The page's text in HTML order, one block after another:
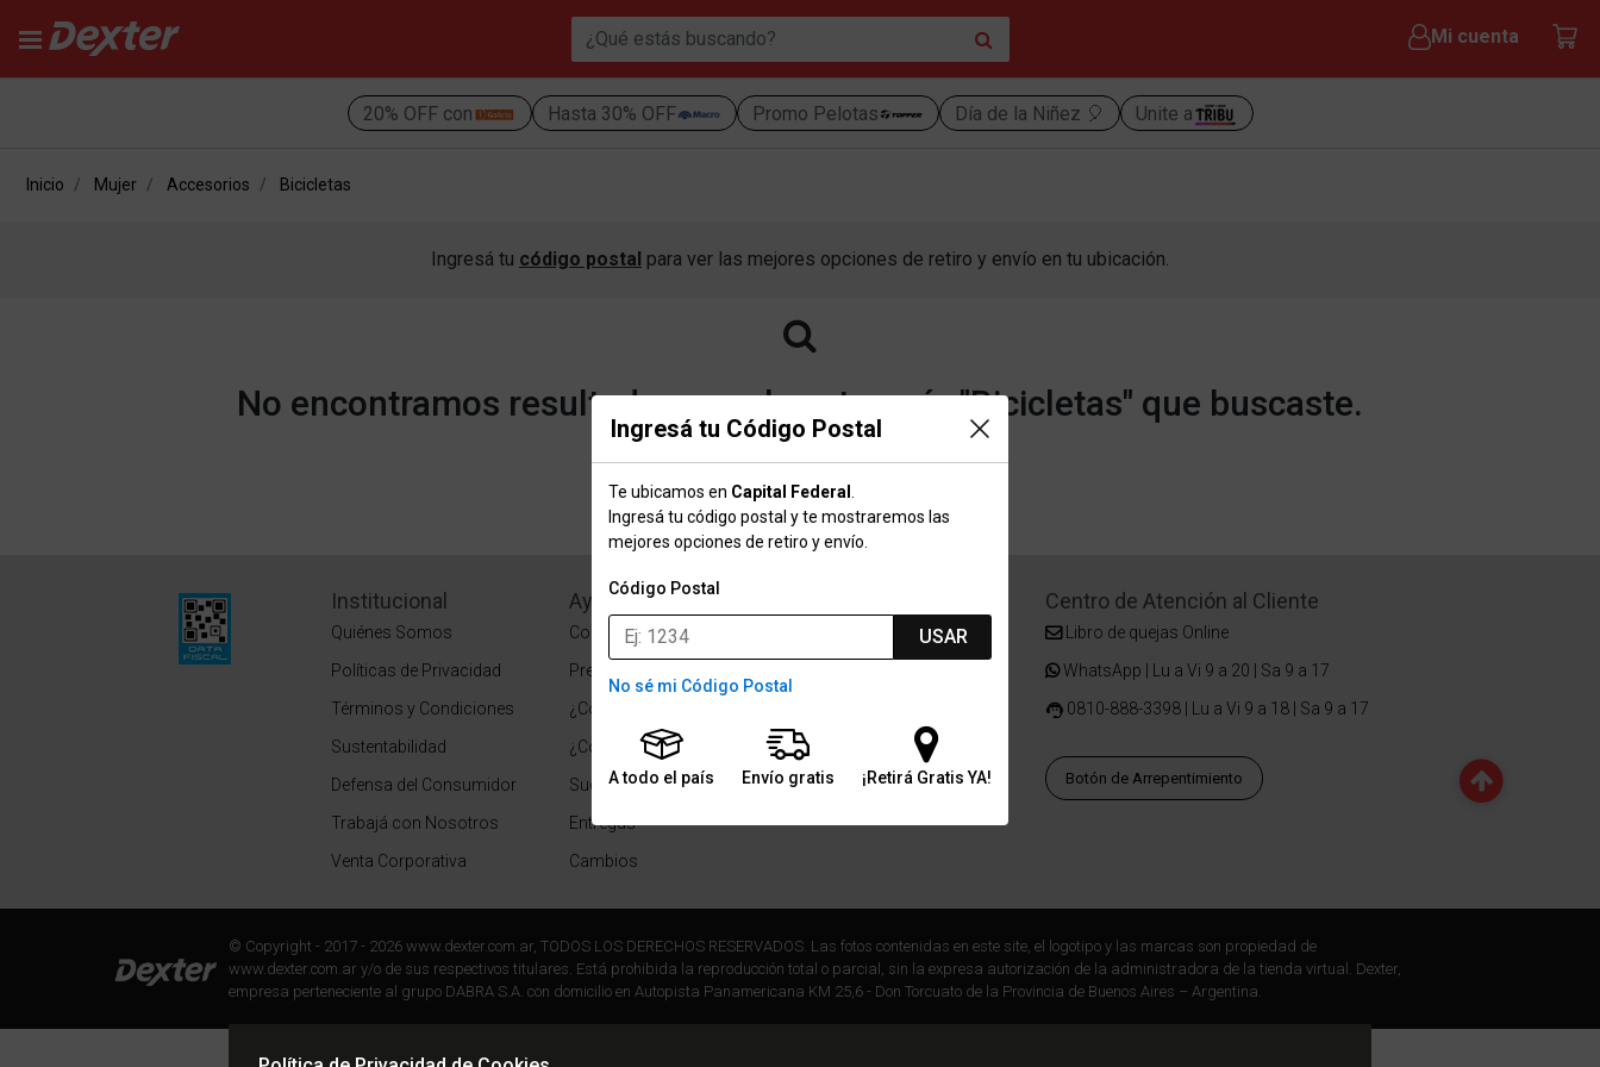
Mi cuenta
20% OFF con Hasta 30% OFF Promo Pelotas Día de la Niñez 🎈 Unite a
Ingresá tu Código Postal
Te ubicamos en Capital Federal
Ingresá tu código postal y te mostraremos las
mejores opciones de retiro y envío.
Código Postal
USAR
No sé mi Código Postal
A todo el país Envío gratis ¡Retirá Gratis YA!
Inicio Mujer Accesorios Bicicletas
Ingresá tu código postal para ver las mejores opciones de retiro y envío en tu ubicación.
No encontramos resultados para la categoría "Bicicletas" que buscaste.
Volver a la página de inicio
Institucional
Quiénes Somos
Políticas de Privacidad
Términos y Condiciones
Sustentabilidad
Defensa del Consumidor
Trabajá con Nosotros
Venta Corporativa
Ayuda
Condiciones de pago
Preguntas Frecuentes
¿Cómo comprar?
¿Cómo medir tu talle?
Sucursales
Entregas
Cambios
Centro de Atención al Cliente
Libro de quejas Online
WhatsApp | Lu a Vi 9 a 20 | Sa 9 a 17
0810-888-3398 | Lu a Vi 9 a 18 | Sa 9 a 17
Botón de Arrepentimiento
© Copyright - 2017 - 2026 www.dexter.com.ar, TODOS LOS DERECHOS RESERVADOS. Las fotos contenidas en este site, el logotipo y las marcas son propiedad de
www.dexter.com.ar y/o de sus respectivos titulares. Está prohibida la reproducción total o parcial, sin la expresa autorización de la administradora de la tienda virtual. Dexter,
empresa perteneciente al grupo DABRA S.A. con domicilio en Autopista Panamericana KM 25,6 - Don Torcuato de la Provincia de Buenos Aires – Argentina.